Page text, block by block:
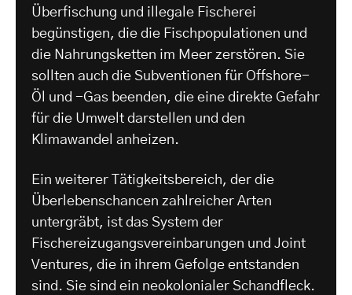
Überfischung und illegale Fischerei
begünstigen, die die Fischpopulationen und
die Nahrungsketten im Meer zerstören. Sie
sollten auch die Subventionen für Offshore-
Öl und -Gas beenden, die eine direkte Gefahr
für die Umwelt darstellen und den
Klimawandel anheizen.
Ein weiterer Tätigkeitsbereich, der die
Überlebenschancen zahlreicher Arten
untergräbt, ist das System der
Fischereizugangsvereinbarungen und Joint
Ventures, die in ihrem Gefolge entstanden
sind. Sie sind ein neokolonialer Schandfleck.